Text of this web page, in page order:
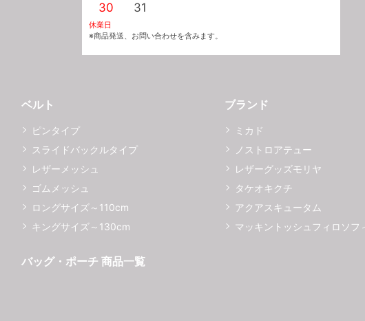
30
31
休業日
※商品発送、お問い合わせを含みます。
ベルト
ピンタイプ
スライドバックルタイプ
レザーメッシュ
ゴムメッシュ
ロングサイズ～110cm
キングサイズ～130cm
バッグ・ポーチ 商品一覧
ブランド
ミカド
ノストロアテュー
レザーグッズモリヤ
タケオキクチ
アクアスキュータム
マッキントッシュフィロソフ